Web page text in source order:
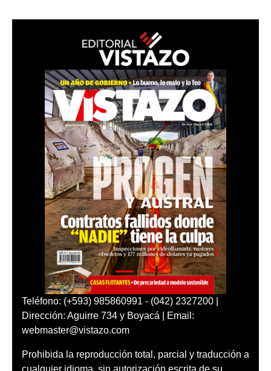
Teléfono: (+593) 985860991 - (042) 2327200 |
Dirección: Aguirre 734 y Boyacá | Email:
webmaster@vistazo.com
Prohibida la reproducción total, parcial y traducción a